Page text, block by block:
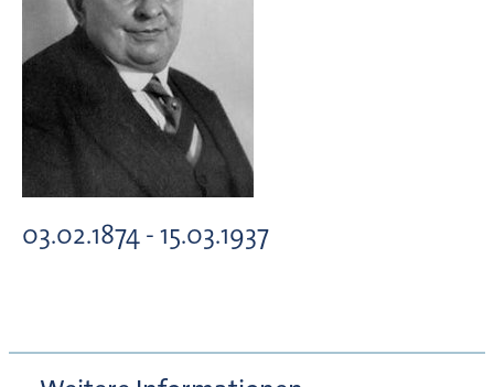
03.02.1874 - 15.03.1937